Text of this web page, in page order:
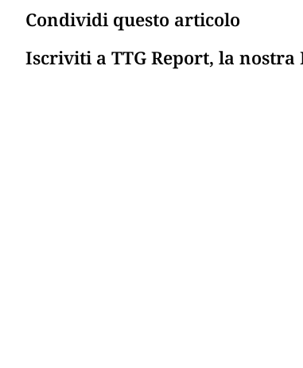
Condividi questo articolo
Iscriviti a TTG Report, la